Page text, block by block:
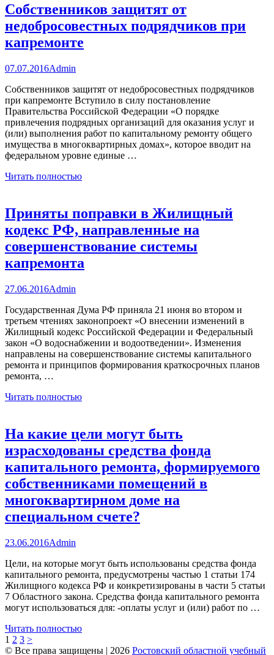
Собственников защитят от
недобросовестных подрядчиков при
капремонте
07.07.2016Admin
Собственников защитят от недобросовестных подрядчиков
при капремонте Вступило в силу постановление
Правительства Российской Федерации «О порядке
привлечения подрядных организаций для оказания услуг и
(или) выполнения работ по капитальному ремонту общего
имущества в многоквартирных домах», которое вводит на
федеральном уровне единые …
Читать полностью
Приняты поправки в Жилищный
кодекс РФ, направленные на
совершенствование системы
капремонта
27.06.2016Admin
Государственная Дума РФ приняла 21 июня во втором и
третьем чтениях законопроект «О внесении изменений в
Жилищный кодекс Российской Федерации и Федеральный
закон «О водоснабжении и водоотведении». Изменения
направлены на совершенствование системы капитального
ремонта и принципов формирования краткосрочных планов
ремонта, …
Читать полностью
На какие цели могут быть
израсходованы средства фонда
капитального ремонта, формируемого
собственниками помещений в
многоквартирном доме на
специальном счете?
23.06.2016Admin
Цели, на которые могут быть использованы средства фонда
капитального ремонта, предусмотрены частью 1 статьи 174
Жилищного кодекса РФ и конкретизированы в части 5 статьи
7 Областного закона. Средства фонда капитального ремонта
могут использоваться для: -оплаты услуг и (или) работ по …
Читать полностью
Пагинация
Страница
1 Страница
2 Страница
3 >
© Все права защищены | 2026 Ростовский областной учебный